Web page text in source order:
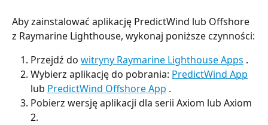
Aby zainstalować aplikację PredictWind lub Offshore
z Raymarine Lighthouse, wykonaj poniższe czynności:
Przejdź do witryny Raymarine Lighthouse Apps .
Wybierz aplikację do pobrania: PredictWind App
lub PredictWind Offshore App .
Pobierz wersję aplikacji dla serii Axiom lub Axiom
2.